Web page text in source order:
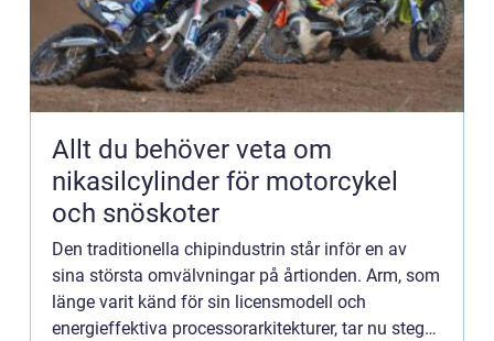
Allt du behöver veta om
nikasilcylinder för motorcykel
och snöskoter
Den traditionella chipindustrin står inför en av
sina största omvälvningar på årtionden. Arm, som
länge varit känd för sin licensmodell och
energieffektiva processorarkitekturer, tar nu steget